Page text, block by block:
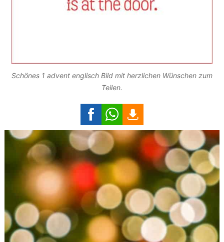
Schönes 1 advent englisch Bild mit herzlichen Wünschen zum
Teilen.